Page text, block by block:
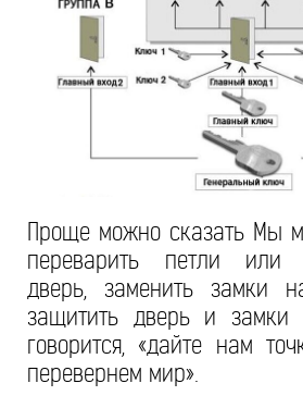
Проще можно сказать Мы
переварить петли или
дверь, заменить замки
защитить дверь и замки
говорится, «дайте нам
перевернем мир».